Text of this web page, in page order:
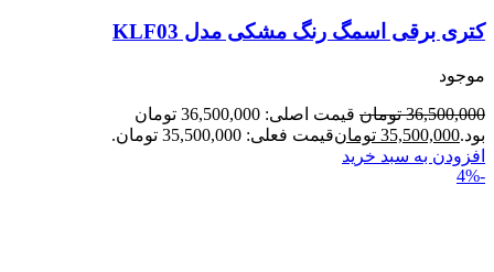
کتری برقی اسمگ رنگ مشکی مدل KLF03
موجود
36,500,000 تومان
قیمت اصلی: 36,500,000 تومان
بود.35,500,000 تومانقیمت فعلی: 35,500,000 تومان.
افزودن به سبد خرید
-4%